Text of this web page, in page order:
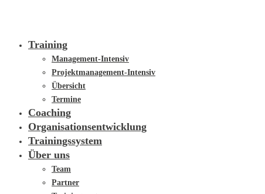
Training
Management-Intensiv
Projektmanagement-Intensiv
Übersicht
Termine
Coaching
Organisationsentwicklung
Trainingssystem
Über uns
Team
Partner